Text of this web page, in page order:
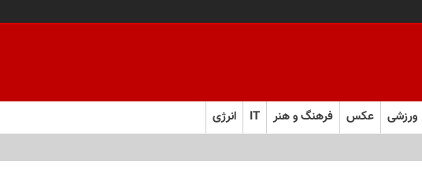
ورزشی عکس فرهنگ و هنر IT انرژی
ساده‌لوح فرض نکنید!